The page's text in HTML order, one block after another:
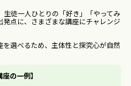
徒一人ひとりの「好き」「やってみ
点に、さまざまな講座にチャレンジ
を選べるため、主体性と探究心が自然
の一例】